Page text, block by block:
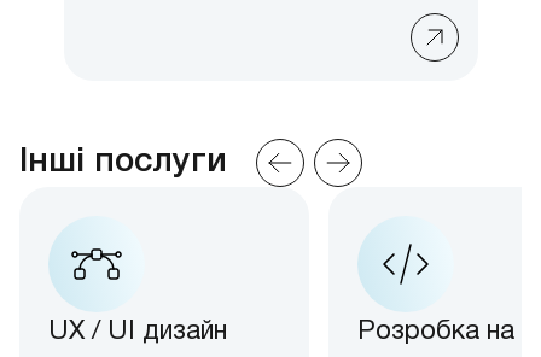
Інші послуги
UX / UI дизайн
Розробка на